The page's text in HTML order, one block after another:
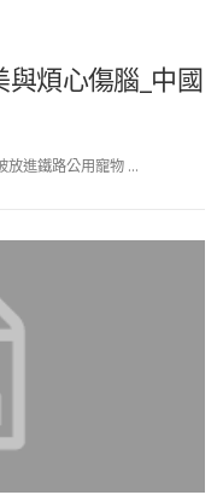
煩心傷腦_中國
放進鐵路公用寵物 …